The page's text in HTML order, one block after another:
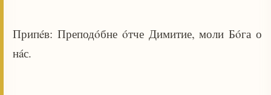
Припéв: Преподóбне óтче Димитие, моли Бóга о
нáс.